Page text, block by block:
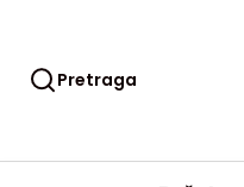
Pretraga